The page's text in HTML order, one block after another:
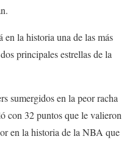
la historia una de las más
principales estrellas de la
sumergidos en la peor racha
con 32 puntos que le valieron
en la historia de la NBA que